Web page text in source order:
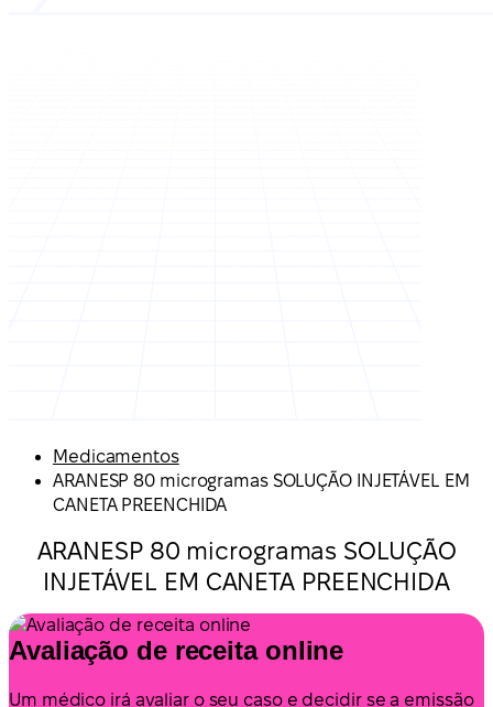
Medicamentos
ARANESP 80 microgramas SOLUÇÃO INJETÁVEL EM
CANETA PREENCHIDA
ARANESP 80 microgramas SOLUÇÃO
INJETÁVEL EM CANETA PREENCHIDA
Avaliação de receita online
Um médico irá avaliar o seu caso e decidir se a emissão